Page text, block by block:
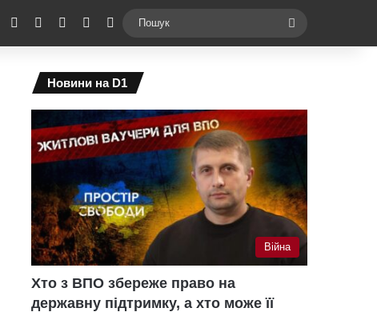
Facebook YouTubeInstagramTelegramSwitch skin
Новини на D1
Війна
Хто з ВПО збереже право на
державну підтримку, а хто може її